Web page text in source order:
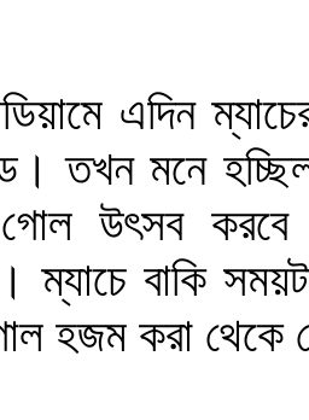
এদিন
তখন মনে
উৎসব করবে
ম্যাচে বাকি
হজম করা থেকে